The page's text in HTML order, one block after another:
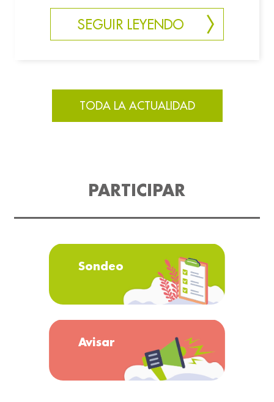
SEGUIR LEYENDO
TODA LA ACTUALIDAD
PARTICIPAR
Sondeo
Avisar